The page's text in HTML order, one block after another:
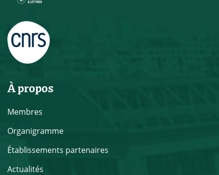
À propos
Membres
Organigramme
Établissements partenaires
Actualités